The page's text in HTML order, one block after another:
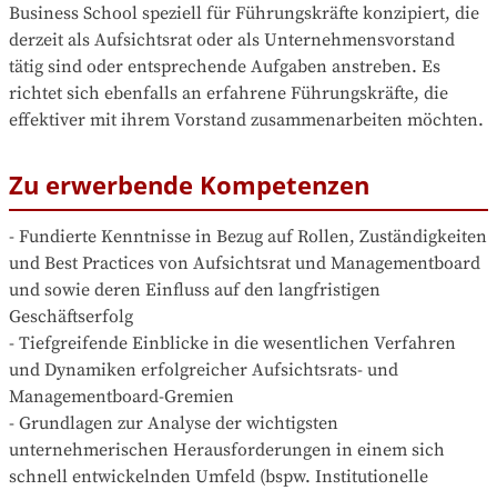
Business School speziell für Führungskräfte konzipiert, die
derzeit als Aufsichtsrat oder als Unternehmensvorstand
tätig sind oder entsprechende Aufgaben anstreben. Es
richtet sich ebenfalls an erfahrene Führungskräfte, die
effektiver mit ihrem Vorstand zusammenarbeiten möchten.
Zu erwerbende Kompetenzen
- Fundierte Kenntnisse in Bezug auf Rollen, Zuständigkeiten
und Best Practices von Aufsichtsrat und Managementboard
und sowie deren Einfluss auf den langfristigen
Geschäftserfolg
- Tiefgreifende Einblicke in die wesentlichen Verfahren
und Dynamiken erfolgreicher Aufsichtsrats- und
Managementboard-Gremien
- Grundlagen zur Analyse der wichtigsten
unternehmerischen Herausforderungen in einem sich
schnell entwickelnden Umfeld (bspw. Institutionelle